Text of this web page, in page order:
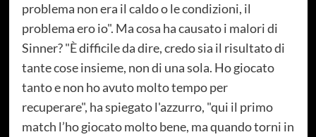
problema non era il caldo o le condizioni, il
problema ero io". Ma cosa ha causato i malori di
Sinner? "È difficile da dire, credo sia il risultato di
tante cose insieme, non di una sola. Ho giocato
tanto e non ho avuto molto tempo per
recuperare", ha spiegato l'azzurro, "qui il primo
match l’ho giocato molto bene, ma quando torni in